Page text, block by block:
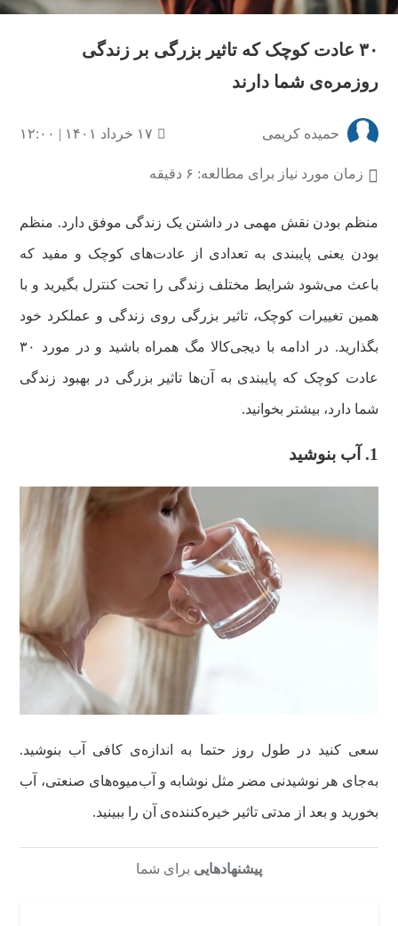
۳۰ عادت کوچک که تاثیر بزرگی بر زندگی
روزمره‌ی شما دارند
حمیده کریمی ۱۷ خرداد ۱۴۰۱ | ۱۲:۰۰
زمان مورد نیاز برای مطالعه: ۶ دقیقه
منظم بودن نقش مهمی در داشتن یک زندگی موفق دارد. منظم
بودن یعنی پایبندی به تعدادی از عادت‌های کوچک و مفید که
باعث می‌شود شرایط مختلف زندگی را تحت کنترل بگیرید و با
همین تغییرات کوچک، تاثیر بزرگی روی زندگی و عملکرد خود
بگذارید. در ادامه با دیجی‌کالا مگ همراه باشید و در مورد ۳۰
عادت کوچک که پایبندی به آن‌ها تاثیر بزرگی در بهبود زندگی
شما دارد، بیشتر بخوانید.
1. آب بنوشید
سعی کنید در طول روز حتما به اندازه‌ی کافی آب بنوشید.
به‌جای هر نوشیدنی مضر مثل نوشابه و آب‌میوه‌های صنعتی، آب
بخورید و بعد از مدتی تاثیر خیره‌کننده‌ی آن را ببینید.
پیشنهادهایی برای شما